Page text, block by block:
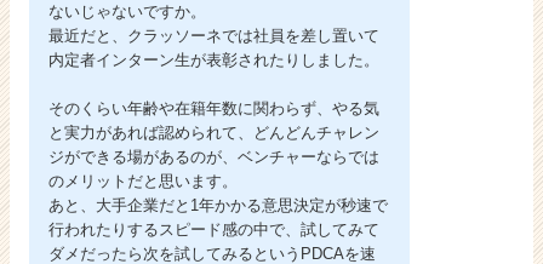
ないじゃないですか。
最近だと、クラッソーネでは社員を差し置いて
内定者インターン生が表彰されたりしました。
そのくらい年齢や在籍年数に関わらず、やる気
と実力があれば認められて、どんどんチャレン
ジができる場があるのが、ベンチャーならでは
のメリットだと思います。
あと、大手企業だと1年かかる意思決定が秒速で
行われたりするスピード感の中で、試してみて
ダメだったら次を試してみるというPDCAを速